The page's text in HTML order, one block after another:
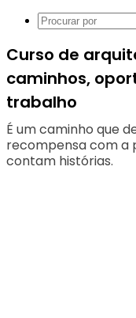
Curso de
caminhos,
trabalho
É um caminho que
recompensa com a
contam histórias.